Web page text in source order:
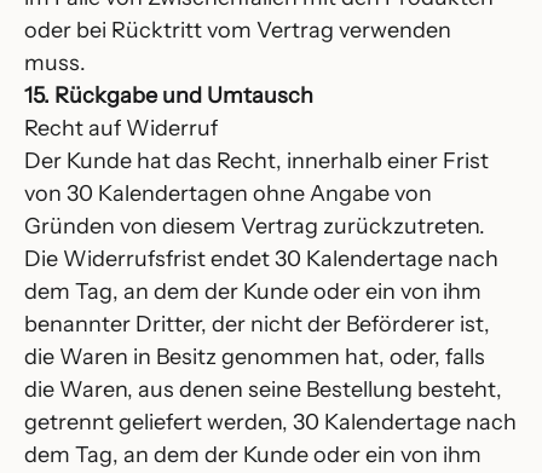
oder bei Rücktritt vom Vertrag verwenden
muss.
15. Rückgabe und Umtausch
Recht auf Widerruf
Der Kunde hat das Recht, innerhalb einer Frist
von 30 Kalendertagen ohne Angabe von
Gründen von diesem Vertrag zurückzutreten.
Die Widerrufsfrist endet 30 Kalendertage nach
dem Tag, an dem der Kunde oder ein von ihm
benannter Dritter, der nicht der Beförderer ist,
die Waren in Besitz genommen hat, oder, falls
die Waren, aus denen seine Bestellung besteht,
getrennt geliefert werden, 30 Kalendertage nach
dem Tag, an dem der Kunde oder ein von ihm